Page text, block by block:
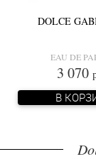
DOLCE
EAU DE
3 070
В